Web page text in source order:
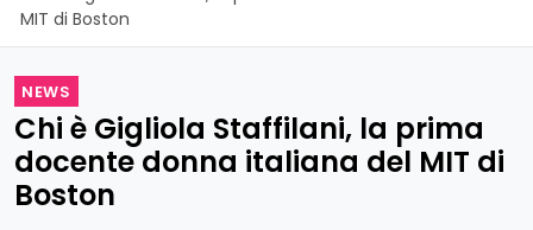
MIT di Boston
NEWS
Chi è Gigliola Staffilani, la prima
docente donna italiana del MIT di
Boston